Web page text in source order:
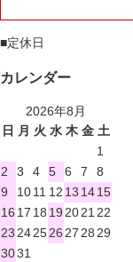
■定休日
カレンダー
2026年8月
日 月 火 水 木 金 土
1
2
3 4 5 6 7
8
9
1011 12 13 1415
16 17 18 19202122
23242526272829
3031